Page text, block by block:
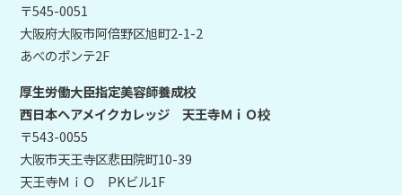
〒545-0051
大阪府大阪市阿倍野区旭町2-1-2
あべのポンテ2F
厚生労働大臣指定美容師養成校
西日本ヘアメイクカレッジ 天王寺ＭｉＯ校
〒543-0055
大阪市天王寺区悲田院町10-39
天王寺ＭｉＯ PKビル1F